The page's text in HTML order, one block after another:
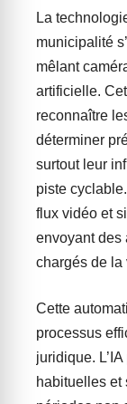
La
municipalité
mêlant
artificielle.
reconnaître
déterminer
surtout leur
piste
flux vidéo et
envoyant des
chargés de la
Cette
processus
juridique.
habituelles et